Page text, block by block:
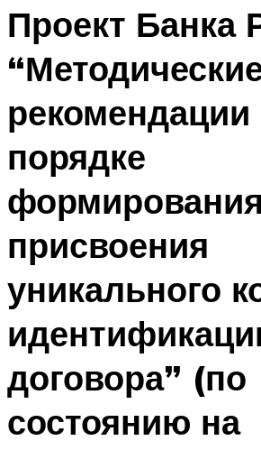
Проект Банка
рекомендации
порядке
присвоения
уникального
договора” (по
состоянию на